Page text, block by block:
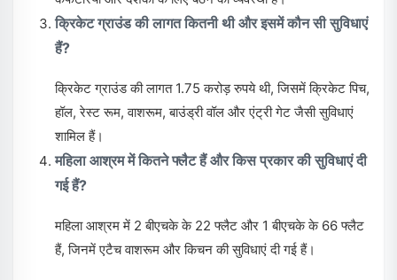
क्रिकेट ग्राउंड की लागत कितनी थी और इसमें कौन सी सुविधाएं
हैं?
क्रिकेट ग्राउंड की लागत 1.75 करोड़ रुपये थी, जिसमें क्रिकेट पिच,
हॉल, रेस्ट रूम, वाशरूम, बाउंड्री वॉल और एंट्री गेट जैसी सुविधाएं
शामिल हैं।
महिला आश्रम में कितने फ्लैट हैं और किस प्रकार की सुविधाएं दी
गई हैं?
महिला आश्रम में 2 बीएचके के 22 फ्लैट और 1 बीएचके के 66 फ्लैट
हैं, जिनमें एटैच वाशरूम और किचन की सुविधाएं दी गई हैं।